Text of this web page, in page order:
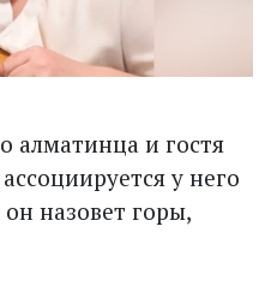
алматинца и гостя
у него
назовет горы,